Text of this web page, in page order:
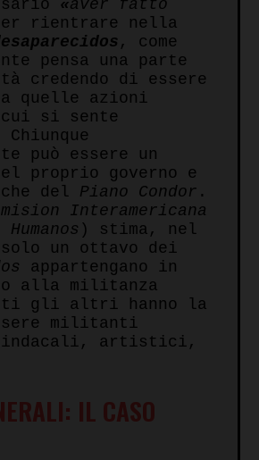
«aver fatto
rientrare nella
, come
pensa una parte
credendo di essere
quelle azioni
si sente
può essere un
proprio governo e
del Piano Condor .
Interamericana
) stima, nel
solo un ottavo dei
appartengano in
alla militanza
gli altri hanno la
militanti
artistici,
IL CASO